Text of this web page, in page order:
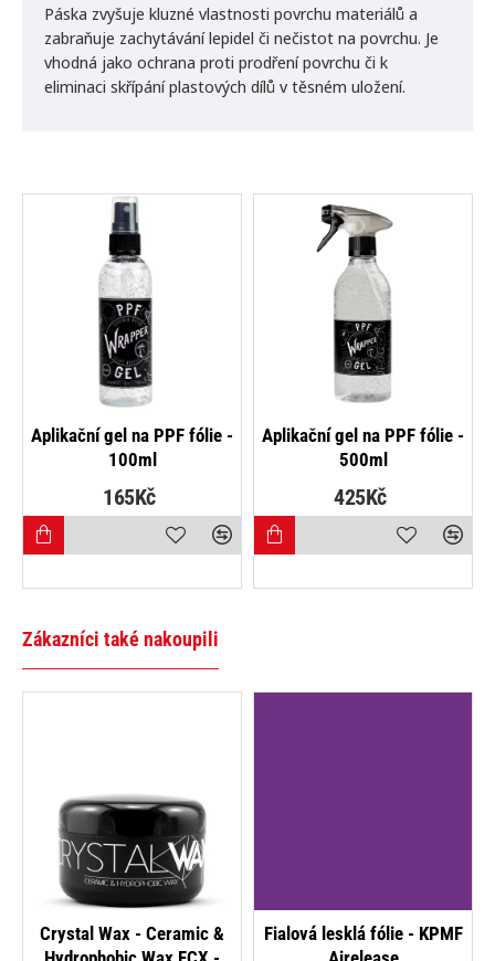
Páska zvyšuje kluzné vlastnosti povrchu materiálů a
zabraňuje zachytávání lepidel či nečistot na povrchu. Je
vhodná jako ochrana proti prodření povrchu či k
eliminaci skřípání plastových dílů v těsném uložení.
NOVINKA
Aplikační gel na PPF fólie -
100ml
165Kč
NOVINKA
Aplikační gel na PPF fólie -
500ml
425Kč
Zákazníci také nakoupili
Crystal Wax - Ceramic &
NOVINKA
Fialová lesklá fólie - KPMF